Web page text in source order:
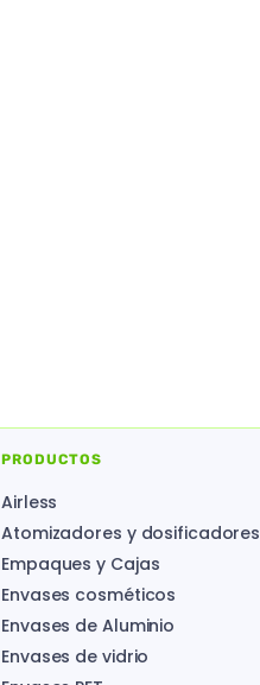
PRODUCTOS
Airless
Atomizadores y dosificadores
Empaques y Cajas
Envases cosméticos
Envases de Aluminio
Envases de vidrio